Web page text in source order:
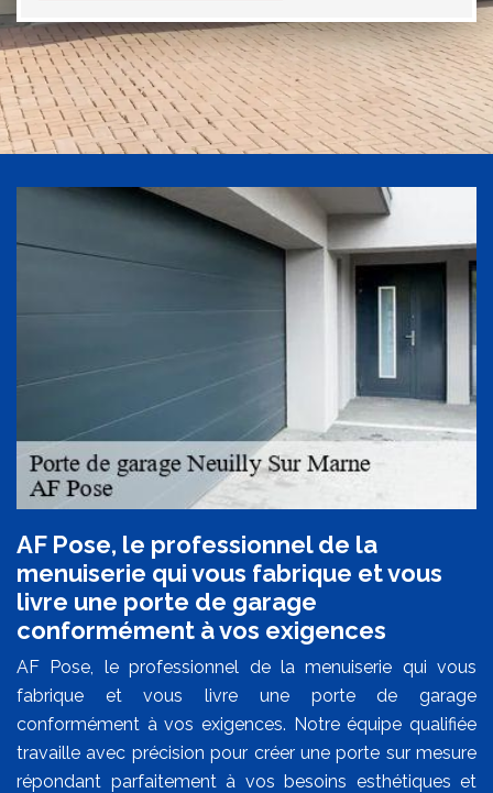
AF Pose, le professionnel de la
menuiserie qui vous fabrique et vous
livre une porte de garage
conformément à vos exigences
AF Pose, le professionnel de la menuiserie qui vous
fabrique et vous livre une porte de garage
conformément à vos exigences. Notre équipe qualifiée
travaille avec précision pour créer une porte sur mesure
répondant parfaitement à vos besoins esthétiques et